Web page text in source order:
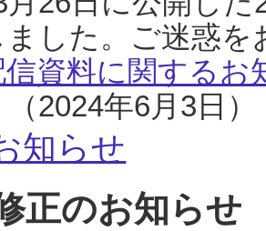
ました。ご迷惑
信資料に関するお
2024年6月3日）
知らせ
正のお知らせ